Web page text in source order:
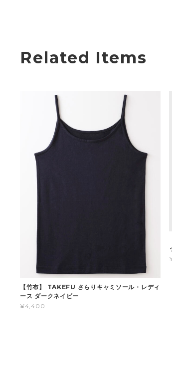
Related Items
【竹布】 TAKEFU さらりキャミソール・レディ
ース ダークネイビー
¥4,400